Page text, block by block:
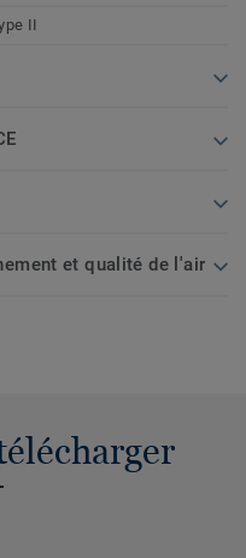
II
et qualité de l'air